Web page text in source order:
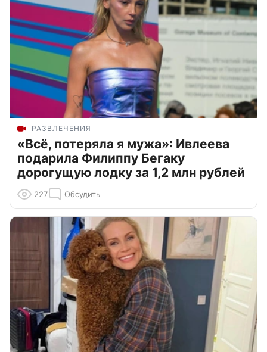
РАЗВЛЕЧЕНИЯ
«Всё, потеряла я мужа»: Ивлеева
подарила Филиппу Бегаку
дорогущую лодку за 1,2 млн рублей
227 Обсудить